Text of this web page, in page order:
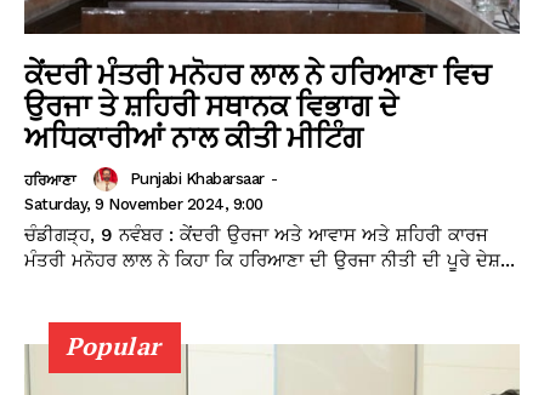
ਕੇਂਦਰੀ ਮੰਤਰੀ ਮਨੋਹਰ ਲਾਲ ਨੇ ਹਰਿਆਣਾ ਵਿਚ
ਉਰਜਾ ਤੇ ਸ਼ਹਿਰੀ ਸਥਾਨਕ ਵਿਭਾਗ ਦੇ
ਅਧਿਕਾਰੀਆਂ ਨਾਲ ਕੀਤੀ ਮੀਟਿੰਗ
ਹਰਿਆਣਾ Punjabi Khabarsaar -
Saturday, 9 November 2024, 9:00
ਚੰਡੀਗੜ੍ਹ, 9 ਨਵੰਬਰ : ਕੇਂਦਰੀ ਉਰਜਾ ਅਤੇ ਆਵਾਸ ਅਤੇ ਸ਼ਹਿਰੀ ਕਾਰਜ
ਮੰਤਰੀ ਮਨੋਹਰ ਲਾਲ ਨੇ ਕਿਹਾ ਕਿ ਹਰਿਆਣਾ ਦੀ ਉਰਜਾ ਨੀਤੀ ਦੀ ਪੂਰੇ ਦੇਸ਼...
Popular